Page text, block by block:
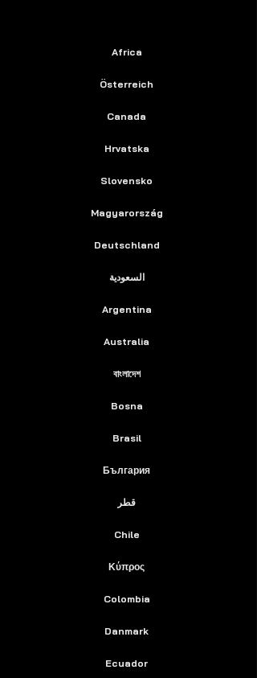
Africa
Österreich
Canada
Hrvatska
Slovensko
Magyarország
Deutschland
السعودية
Argentina
Australia
বাংলাদেশ
Bosna
Brasil
България
قطر
Chile
Κύπρος
Colombia
Danmark
Ecuador